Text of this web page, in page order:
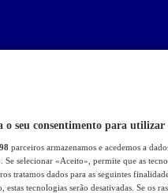
o seu consentimento para utilizar
parceiros armazenamos e acedemos a
Se selecionar «Aceito», permite que as
tratamos dados para as seguintes
estas tecnologias serão desativadas. Se os